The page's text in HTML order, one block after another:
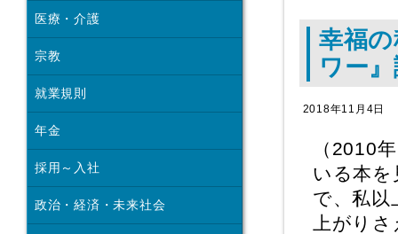
幸福
ワー
2018年11月4日
（2010
いる本を
で、私以
上がり
医療・介護
宗教
就業規則
年金
採用～入社
政治・経済・未来社会